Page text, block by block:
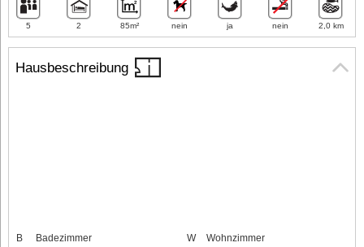
Hausbeschreibung
B
Badezimmer
W
Wohnzimmer
5 2 85m² nein ja nein 2,0 km